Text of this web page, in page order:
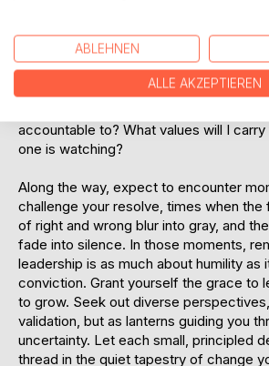
to wrestle with doubt, to sit with
the complexity of real-world choices.
to ethical leadership is not a summons
invitation to steadfastness. It asks only
accountable to? What values will I
one is watching?
Along the way, expect to encounter
challenge your resolve, times when the
of right and wrong blur into gray, and
fade into silence. In those moments,
leadership is as much about humility as
conviction. Grant yourself the grace to
to grow. Seek out diverse
validation, but as lanterns guiding you
uncertainty. Let each small, principled
thread in the quiet tapestry of change
ABLEHNEN
ALLE AKZEPTIEREN